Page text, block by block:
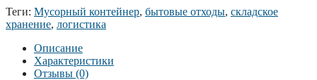
Теги: Мусорный контейнер, бытовые отходы, складское
хранение, логистика
Описание
Характеристики
Отзывы (0)